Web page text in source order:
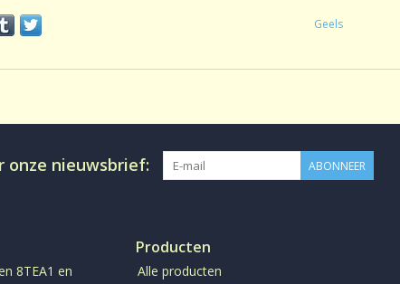
Geels
onze nieuwsbrief: ABONNEER
8TEA1 en
Producten
Alle producten